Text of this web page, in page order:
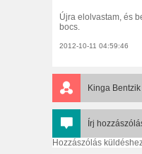
Újra elolvastam, és
bocs.
2012-10-11 04:59:46
Kinga Bentzik
Írj
Hozzászólás